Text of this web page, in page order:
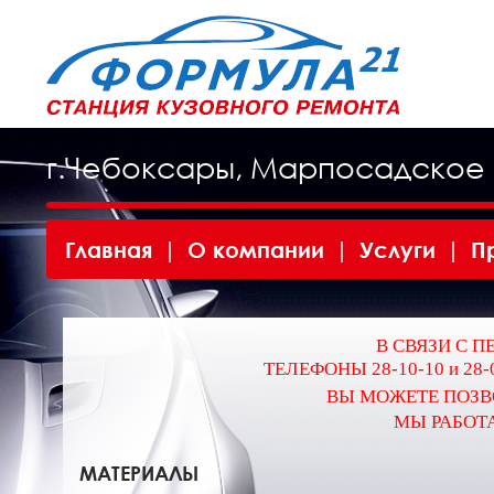
г.Чебоксары,
Главная | О компании | Услуги |
В СВЯЗИ С
ТЕЛЕФОНЫ 28-10-10 и
ВЫ МОЖЕТЕ
МЫ
МАТЕРИАЛЫ